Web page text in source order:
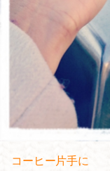
コーヒー片手に